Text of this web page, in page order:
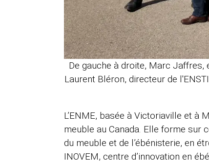
De gauche à droite, Marc Jaffres,
Laurent Bléron, directeur de
L’ENME, basée à Victoriaville et à
meuble au Canada. Elle forme sur
du meuble et de l’ébénisterie, en
INOVEM, centre d’innovation en